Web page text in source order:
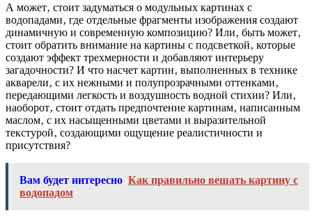
А может‚ стоит задуматься о модульных картинах с
водопадами‚ где отдельные фрагменты изображения создают
динамичную и современную композицию? Или‚ быть может‚
стоит обратить внимание на картины с подсветкой‚ которые
создают эффект трехмерности и добавляют интерьеру
загадочности? И что насчет картин‚ выполненных в технике
акварели‚ с их нежными и полупрозрачными оттенками‚
передающими легкость и воздушность водной стихии? Или‚
наоборот‚ стоит отдать предпочтение картинам‚ написанным
маслом‚ с их насыщенными цветами и выразительной
текстурой‚ создающими ощущение реалистичности и
присутствия?
Вам будет интересно Как правильно вешать картину с
водопадом